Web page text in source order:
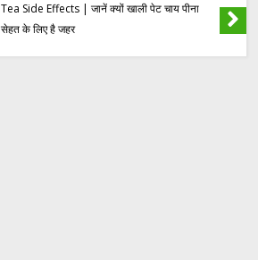
Tea Side Effects | जानें क्यों खाली पेट चाय पीना
सेहत के लिए है जहर